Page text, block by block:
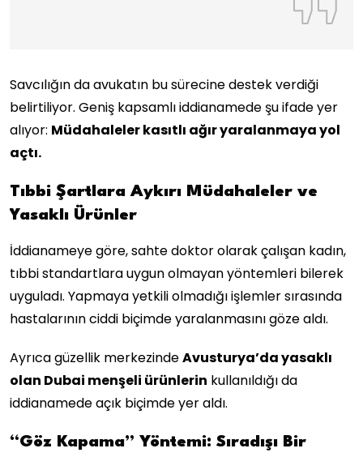
Savcılığın da avukatın bu sürecine destek verdiği
belirtiliyor. Geniş kapsamlı iddianamede şu ifade yer
alıyor: Müdahaleler kasıtlı ağır yaralanmaya yol
açtı.
Tıbbi Şartlara Aykırı Müdahaleler ve
Yasaklı Ürünler
İddianameye göre, sahte doktor olarak çalışan kadın,
tıbbi standartlara uygun olmayan yöntemleri bilerek
uyguladı. Yapmaya yetkili olmadığı işlemler sırasında
hastalarının ciddi biçimde yaralanmasını göze aldı.
Ayrıca güzellik merkezindeAvusturya’da yasaklı
olan Dubai menşeli ürünlerin kullanıldığı da
iddianamede açık biçimde yer aldı.
“Göz Kapama” Yöntemi: Sıradışı Bir